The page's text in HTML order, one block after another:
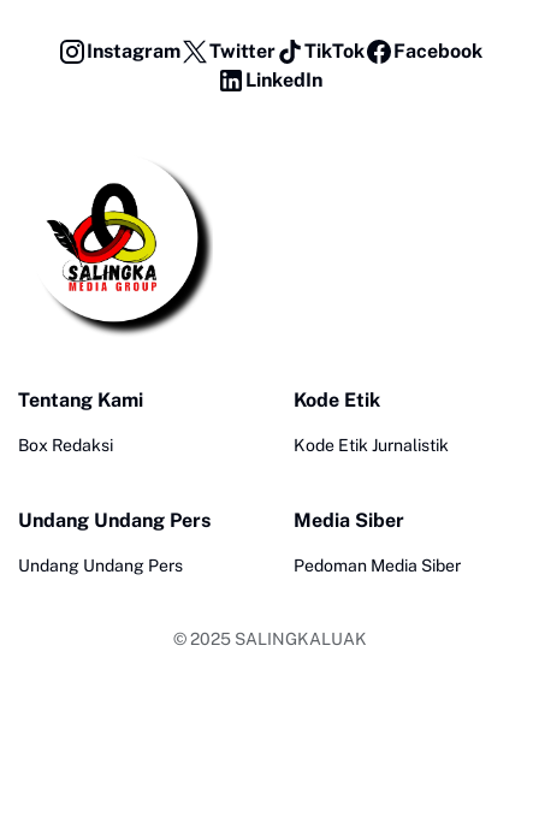
Instagram Twitter TikTok
Facebook
LinkedIn
Tentang Kami
Box Redaksi
Kode Etik
Kode Etik Jurnalistik
Undang Undang Pers
Undang Undang Pers
Media Siber
Pedoman Media Siber
© 2025 SALINGKALUAK